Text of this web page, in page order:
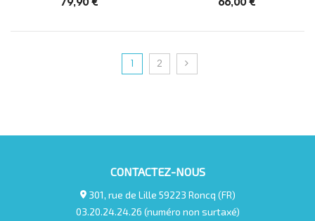
79,90 € 66,00 €
2
CONTACTEZ-NOUS
301, rue de Lille 59223 Roncq (FR)
03.20.24.24.26 (numéro non surtaxé)